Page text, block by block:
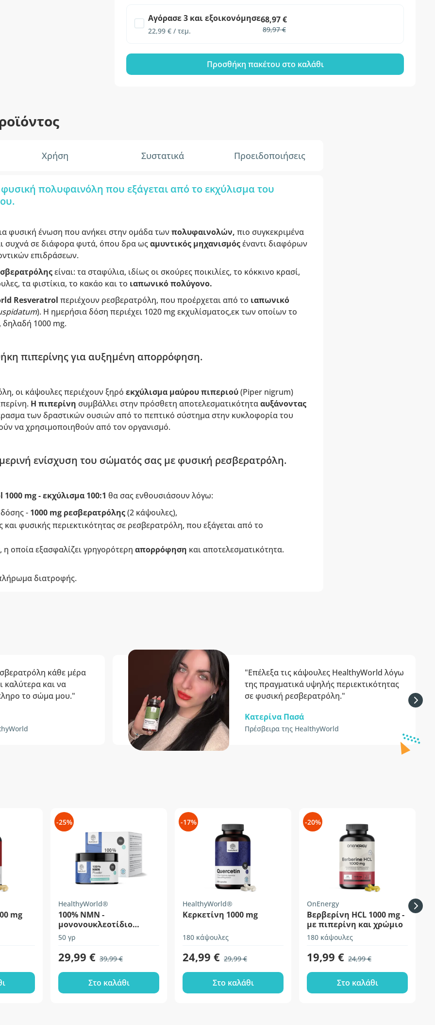
Αγόρασε 3 και εξοικονόμησε
22,99 € / τεμ.
68,97 €
89,97 €
Προσθήκη πακέτου στο καλάθι
Χρήση Συστατικά Προειδοποιήσεις
πολυφαινόλη που εξάγεται από το εκχύλισμα του
φυσική ένωση που ανήκει στην ομάδα τωνπολυφαινολών, πιο συγκεκριμένα
συχνά σε διάφορα φυτά, όπου δρα ωςαμυντικός μηχανισμόςέναντι διαφόρων
επιδράσεων.
είναι: τα σταφύλια, ιδίως οι σκούρες ποικιλίες, το κόκκινο κρασί,
τα φιστίκια, το κακάο και το ιαπωνικόπολύγονο.
Resveratrol περιέχουν ρεσβερατρόλη, που προέρχεται από το ιαπωνικό
). Η ημερήσια δόση περιέχει 1020 mg εκχυλίσματος,εκ των οποίων το
δηλαδή 1000 mg.
πιπερίνης για αυξημένη απορρόφηση.
οι κάψουλες περιέχουν ξηρό εκχύλισμα μαύρου πιπεριού(Piper nigrum)
Η πιπερίνη συμβάλλει στην πρόσθετη αποτελεσματικότητααυξάνοντας
των δραστικών ουσιών από το πεπτικό σύστημα στην κυκλοφορία του
να χρησιμοποιηθούν από τον οργανισμό.
ενίσχυση του σώματός σας με φυσική ρεσβερατρόλη.
mg - εκχύλισμα 100:1 θα σας ενθουσιάσουν λόγω:
- 1000 mg ρεσβερατρόλης(2 κάψουλες),
και φυσικής περιεκτικότητας σε ρεσβερατρόλη, που εξάγεται από το
, η οποία εξασφαλίζει γρηγορότερη απορρόφηση και αποτελεσματικότητα.
διατροφής.
κάθε μέρα
καλύτερα και να
το σώμα μου."
"Επέλεξα τις κάψουλες HealthyWorld λόγω
της πραγματικά υψηλής περιεκτικότητας
σε φυσική ρεσβερατρόλη."
Κατερίνα Πασά
Πρέσβειρα της HealthyWorld
mg
-25%
HealthyWorld®
100% NMN -
μονονουκλεοτίδιο
νικοτιναμιδίου
50 γρ
29,99 € 39,99 €
Στο καλάθι
-17%
HealthyWorld®
Κερκετίνη 1000 mg
180 κάψουλες
24,99 € 29,99 €
Στο καλάθι
-20%
OnEnergy
Βερβερίνη HCL 1000 mg -
με πιπερίνη και χρώμιο
180 κάψουλες
19,99 € 24,99 €
Στο καλάθι